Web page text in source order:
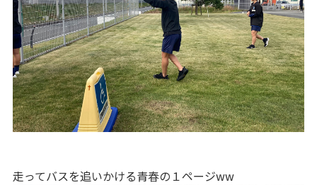
走ってバスを追いかける青春の１ページww